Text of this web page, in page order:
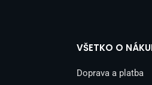
VŠETKO O
Doprava a platba